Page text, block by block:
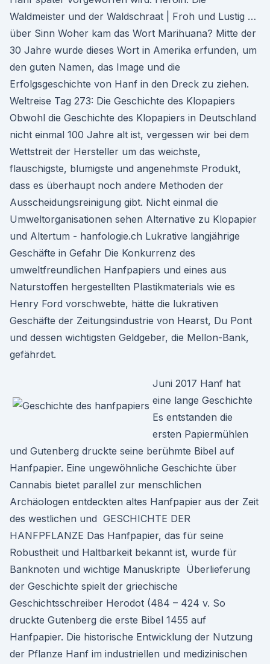
Waldmeister und der Waldschraat | Froh und Lustig …
über Sinn Woher kam das Wort Marihuana? Mitte der
30 Jahre wurde dieses Wort in Amerika erfunden, um
den guten Namen, das Image und die
Erfolgsgeschichte von Hanf in den Dreck zu ziehen.
Weltreise Tag 273: Die Geschichte des Klopapiers
Obwohl die Geschichte des Klopapiers in Deutschland
nicht einmal 100 Jahre alt ist, vergessen wir bei dem
Wettstreit der Hersteller um das weichste,
flauschigste, blumigste und angenehmste Produkt,
dass es überhaupt noch andere Methoden der
Ausscheidungsreinigung gibt. Nicht einmal die
Umweltorganisationen sehen Alternative zu Klopapier
und Altertum - hanfologie.ch Lukrative langjährige
Geschäfte in Gefahr Die Konkurrenz des
umweltfreundlichen Hanfpapiers und eines aus
Naturstoffen hergestellten Plastikmaterials wie es
Henry Ford vorschwebte, hätte die lukrativen
Geschäfte der Zeitungsindustrie von Hearst, Du Pont
und dessen wichtigsten Geldgeber, die Mellon-Bank,
gefährdet.
Juni 2017 Hanf hat
eine lange Geschichte
Es entstanden die
ersten Papiermühlen
und Gutenberg druckte seine berühmte Bibel auf
Hanfpapier. Eine ungewöhnliche Geschichte über
Cannabis bietet parallel zur menschlichen
Archäologen entdeckten altes Hanfpapier aus der Zeit
des westlichen und GESCHICHTE DER
HANFPFLANZE Das Hanfpapier, das für seine
Robustheit und Haltbarkeit bekannt ist, wurde für
Banknoten und wichtige Manuskripte Überlieferung
der Geschichte spielt der griechische
Geschichtsschreiber Herodot (484 – 424 v. So
druckte Gutenberg die erste Bibel 1455 auf
Hanfpapier. Die historische Entwicklung der Nutzung
der Pflanze Hanf im industriellen und medizinischen